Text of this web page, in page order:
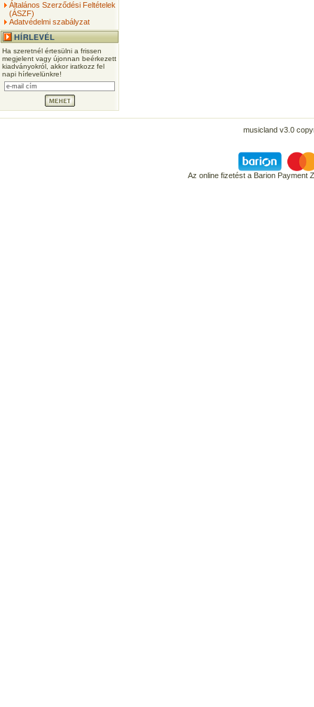
Általános Szerződési Feltételek
(ÁSZF)
Adatvédelmi szabályzat
Ha szeretnél értesülni a frissen
megjelent vagy újonnan beérkezett
kiadványokról, akkor iratkozz fel
napi hírlevelünkre!
musicland v3.0
Az online fizetést a Barion Payment